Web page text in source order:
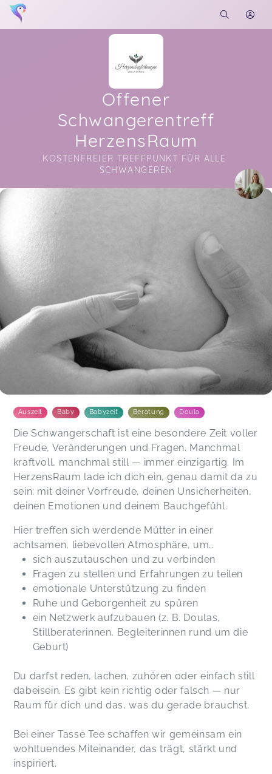
Offener
Schwangerentreff
HerzensRaum
KOSTENFREIER TREFFPUNKT FÜR ALLE
SCHWANGEREN
Soon you will learn more about me here...
Auszeit Baby Babyzeit Beratung Doula
Die Schwangerschaft ist eine besondere Zeit voller
Freude, Veränderungen und Fragen. Manchmal
kraftvoll, manchmal still — immer einzigartig. Im
HerzensRaum lade ich dich ein, genau damit da zu
sein: mit deiner Vorfreude, deinen Unsicherheiten,
deinen Emotionen und deinem Bauchgefühl.
Hier treffen sich werdende Mütter in einer
achtsamen, liebevollen Atmosphäre, um…
sich auszutauschen und zu verbinden
Fragen zu stellen und Erfahrungen zu teilen
emotionale Unterstützung zu finden
Ruhe und Geborgenheit zu spüren
ein Netzwerk aufzubauen (z. B. Doulas,
Stillberaterinnen, Begleiterinnen rund um die
Geburt)
Du darfst reden, lachen, zuhören oder einfach still
dabeisein. Es gibt kein richtig oder falsch — nur
Raum für dich und das, was du gerade brauchst.
Bei einer Tasse Tee schaffen wir gemeinsam ein
wohltuendes Miteinander, das trägt, stärkt und
inspiriert.